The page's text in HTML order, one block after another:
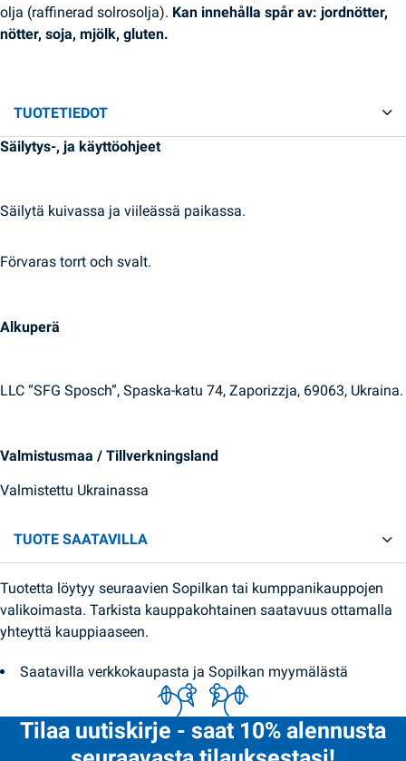
olja (raffinerad solrosolja). Kan innehålla spår av: jordnötter,
nötter, soja, mjölk, gluten.
TUOTETIEDOT
Säilytys-, ja käyttöohjeet
Säilytä kuivassa ja viileässä paikassa.
Förvaras torrt och svalt.
Alkuperä
LLC “SFG Sposch”, Spaska-katu 74, Zaporizzja, 69063, Ukraina.
Valmistusmaa / Tillverkningsland
Valmistettu Ukrainassa
TUOTE SAATAVILLA
Tuotetta löytyy seuraavien Sopilkan tai kumppanikauppojen
valikoimasta. Tarkista kauppakohtainen saatavuus ottamalla
yhteyttä kauppiaaseen.
Saatavilla verkkokaupasta ja Sopilkan myymälästä
Tilaa uutiskirje - saat 10% alennusta